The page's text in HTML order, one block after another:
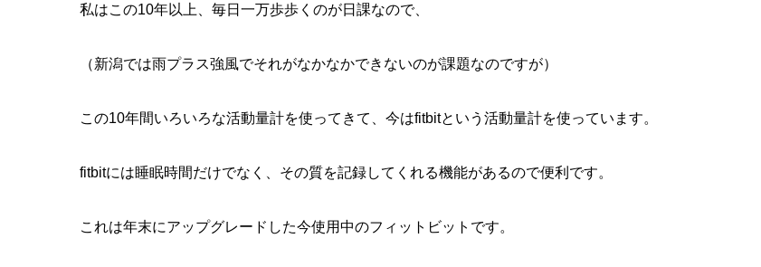
私はこの10年以上、毎日一万歩歩くのが日課なので、
（新潟では雨プラス強風でそれがなかなかできないのが課題なのですが）
この10年間いろいろな活動量計を使ってきて、今はfitbitという活動量計を使っています。
fitbitには睡眠時間だけでなく、その質を記録してくれる機能があるので便利です。
これは年末にアップグレードした今使用中のフィットビットです。